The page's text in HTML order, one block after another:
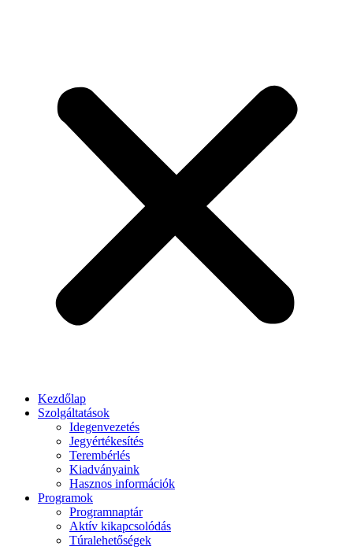
Kezdőlap
Szolgáltatások
Idegenvezetés
Jegyértékesítés
Terembérlés
Kiadványaink
Hasznos információk
Programok
Programnaptár
Aktív kikapcsolódás
Túralehetőségek